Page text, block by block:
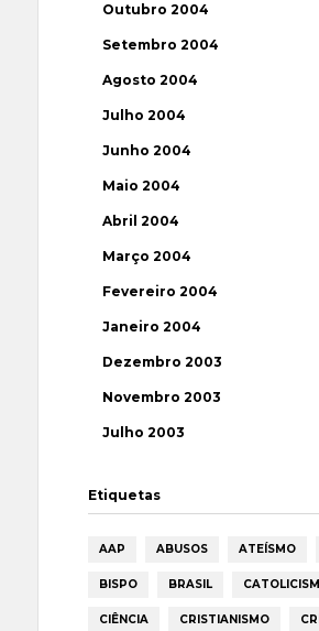
Outubro 2004
Setembro 2004
Agosto 2004
Julho 2004
Junho 2004
Maio 2004
Abril 2004
Março 2004
Fevereiro 2004
Janeiro 2004
Dezembro 2003
Novembro 2003
Julho 2003
Etiquetas
AAP ABUSOS ATEÍSMO
BISPO BRASIL
CIÊNCIA CRISTIANISMO